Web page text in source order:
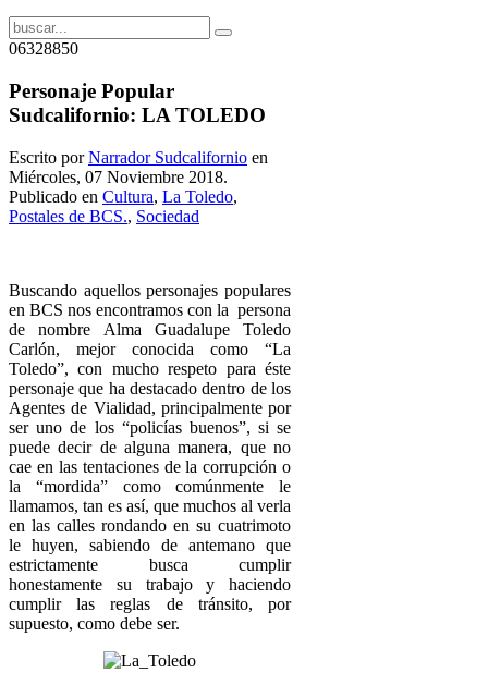
06328850
Personaje Popular
Sudcalifornio: LA TOLEDO
Escrito porNarrador Sudcalifornio en
Miércoles, 07 Noviembre 2018.
Publicado en Cultura, La Toledo,
Postales de BCS., Sociedad
Buscando aquellos personajes populares
en BCS nos encontramos con la persona
de nombre Alma Guadalupe Toledo
Carlón, mejor conocida como “La
Toledo”, con mucho respeto para éste
personaje que ha destacado dentro de los
Agentes de Vialidad, principalmente por
ser uno de los “policías buenos”, si se
puede decir de alguna manera, que no
cae en las tentaciones de la corrupción o
la “mordida” como comúnmente le
llamamos, tan es así, que muchos al verla
en las calles rondando en su cuatrimoto
le huyen, sabiendo de antemano que
estrictamente busca cumplir
honestamente su trabajo y haciendo
cumplir las reglas de tránsito, por
supuesto, como debe ser.